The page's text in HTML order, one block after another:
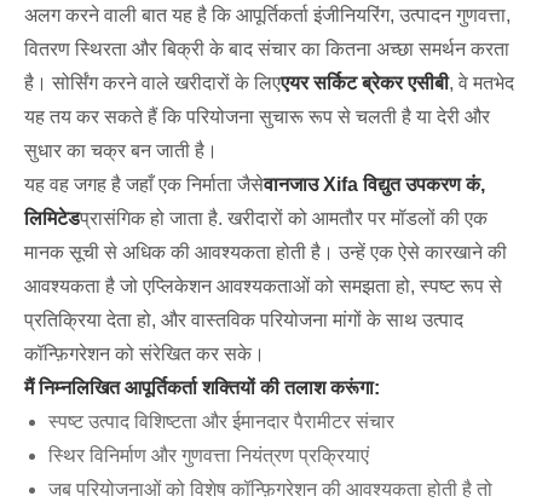
अलग करने वाली बात यह है कि आपूर्तिकर्ता इंजीनियरिंग, उत्पादन गुणवत्ता,
वितरण स्थिरता और बिक्री के बाद संचार का कितना अच्छा समर्थन करता
है। सोर्सिंग करने वाले खरीदारों के लिएएयर सर्किट ब्रेकर एसीबी, वे मतभेद
यह तय कर सकते हैं कि परियोजना सुचारू रूप से चलती है या देरी और
सुधार का चक्र बन जाती है।
यह वह जगह है जहाँ एक निर्माता जैसेवानजाउ Xifa विद्युत उपकरण कं,
लिमिटेडप्रासंगिक हो जाता है. खरीदारों को आमतौर पर मॉडलों की एक
मानक सूची से अधिक की आवश्यकता होती है। उन्हें एक ऐसे कारखाने की
आवश्यकता है जो एप्लिकेशन आवश्यकताओं को समझता हो, स्पष्ट रूप से
प्रतिक्रिया देता हो, और वास्तविक परियोजना मांगों के साथ उत्पाद
कॉन्फ़िगरेशन को संरेखित कर सके।
मैं निम्नलिखित आपूर्तिकर्ता शक्तियों की तलाश करूंगा:
स्पष्ट उत्पाद विशिष्टता और ईमानदार पैरामीटर संचार
स्थिर विनिर्माण और गुणवत्ता नियंत्रण प्रक्रियाएं
जब परियोजनाओं को विशेष कॉन्फ़िगरेशन की आवश्यकता होती है तो